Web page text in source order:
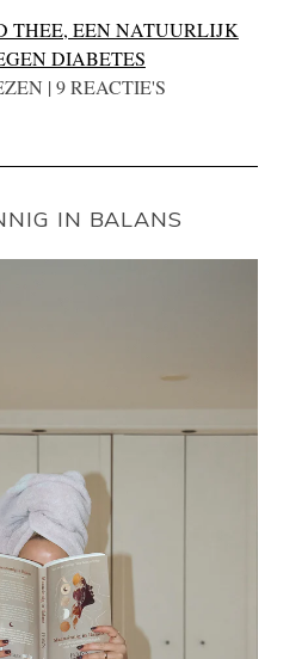
THEE, EEN NATUURLIJK
DIABETES
| 9 REACTIE'S
IN BALANS